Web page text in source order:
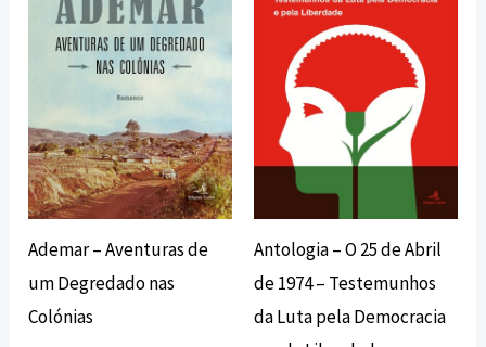
Ademar – Aventuras de
um Degredado nas
Colónias
18,00 €.16,20 €.
Antologia – O 25 de Abril
de 1974 – Testemunhos
da Luta pela Democracia
20,00 €.